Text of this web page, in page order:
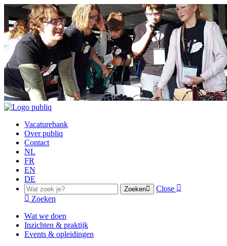
Vacaturebank
Over publiq
Contact
NL
FR
EN
DE
Zoeken
Close
Zoeken
Wat we doen
Inzichten & praktijk
Events & opleidingen